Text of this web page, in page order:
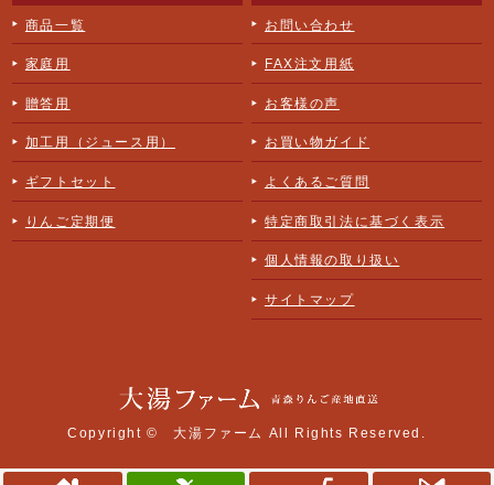
商品一覧
家庭用
贈答用
加工用（ジュース用）
ギフトセット
りんご定期便
お問い合わせ
FAX注文用紙
お客様の声
お買い物ガイド
よくあるご質問
特定商取引法に基づく表示
個人情報の取り扱い
サイトマップ
Copyright © 大湯ファーム All Rights Reserved.